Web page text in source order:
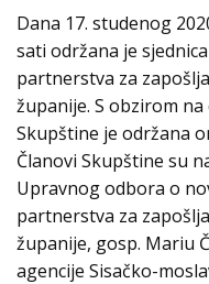
Dana 17. studenog
sati održana je
partnerstva za
županije. S obzirom
Skupštine je održana
Članovi Skupštine su
Upravnog odbora o
partnerstva za
županije, gosp. Mariu
agencije Sisačko-